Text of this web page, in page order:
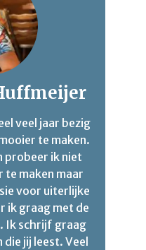
veel jaar bezig
te maken.
probeer ik niet
te maken maar
voor uiterlijke
ik graag met de
Ik schrijf graag
jij leest. Veel